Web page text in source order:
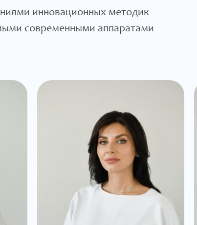
инновационных методик
современными аппаратами